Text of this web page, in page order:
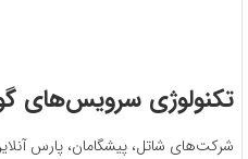
تکنولوژی سرویس‌های
شرکت‌های شاتل، پیشگامان، پارس